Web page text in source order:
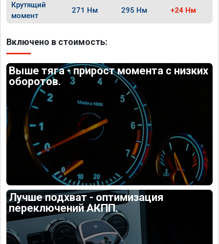
Крутящий
момент
271 Нм 295 Нм +24 Нм
Включено в стоимость:
Выше тяга - прирост момента с низких
оборотов.
Лучше подхват - оптимизация
переключений АКПП.